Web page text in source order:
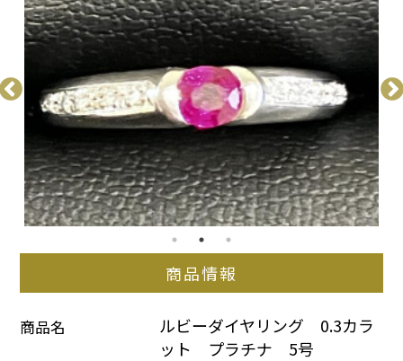
商品情報
商品名
ルビーダイヤリング　0.3カラ
ット　プラチナ　5号